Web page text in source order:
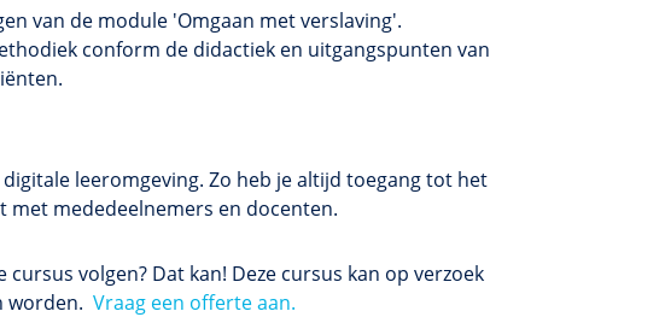
van de module 'Omgaan met verslaving'.
conform de didactiek en uitgangspunten van
leeromgeving. Zo heb je altijd toegang tot het
mededeelnemers en docenten.
volgen? Dat kan! Deze cursus kan op verzoek
worden. Vraag een offerte aan.